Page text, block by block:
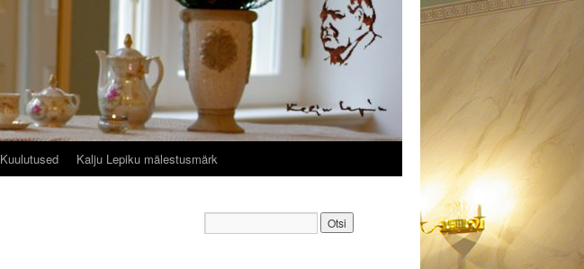
Kuulutused Kalju Lepiku mälestusmärk